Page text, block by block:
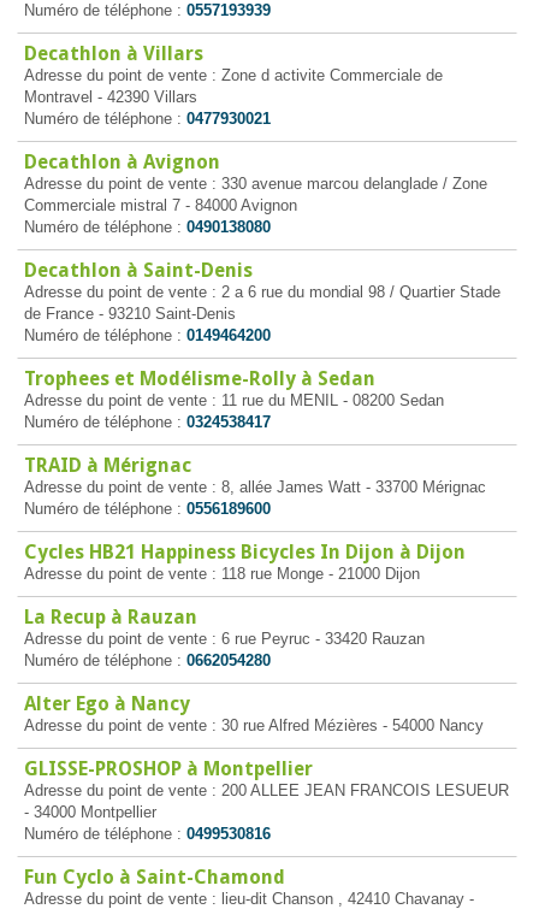
Numéro de téléphone : 0557193939
Decathlon à Villars
Adresse du point de vente : Zone d activite Commerciale de
Montravel - 42390 Villars
Numéro de téléphone : 0477930021
Decathlon à Avignon
Adresse du point de vente : 330 avenue marcou delanglade / Zone
Commerciale mistral 7 - 84000 Avignon
Numéro de téléphone : 0490138080
Decathlon à Saint-Denis
Adresse du point de vente : 2 a 6 rue du mondial 98 / Quartier Stade
de France - 93210 Saint-Denis
Numéro de téléphone : 0149464200
Trophees et Modélisme-Rolly à Sedan
Adresse du point de vente : 11 rue du MENIL - 08200 Sedan
Numéro de téléphone : 0324538417
TRAID à Mérignac
Adresse du point de vente : 8, allée James Watt - 33700 Mérignac
Numéro de téléphone : 0556189600
Cycles HB21 Happiness Bicycles In Dijon à Dijon
Adresse du point de vente : 118 rue Monge - 21000 Dijon
La Recup à Rauzan
Adresse du point de vente : 6 rue Peyruc - 33420 Rauzan
Numéro de téléphone : 0662054280
Alter Ego à Nancy
Adresse du point de vente : 30 rue Alfred Mézières - 54000 Nancy
GLISSE-PROSHOP à Montpellier
Adresse du point de vente : 200 ALLEE JEAN FRANCOIS LESUEUR
- 34000 Montpellier
Numéro de téléphone : 0499530816
Fun Cyclo à Saint-Chamond
Adresse du point de vente : lieu-dit Chanson , 42410 Chavanay -